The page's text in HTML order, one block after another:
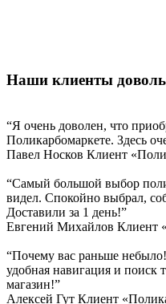
Наши клиенты
“Я очень доволен, что
Поликарбомаркете. Здесь
Павел Носков Клиент
“Самый большой выбор
видел. Спокойно выбрал,
Доставили за 1 день!”
Евгений Михайлов Клиент
“Почему вас раньше
удобная навигация и поиск
магазин!”
Алексей Гут Клиент